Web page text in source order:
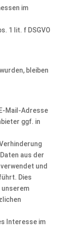
im
1 lit. f DSGVO
bleiben
Mail-Adresse
ggf. in
aus der
und
Dies
Interesse im